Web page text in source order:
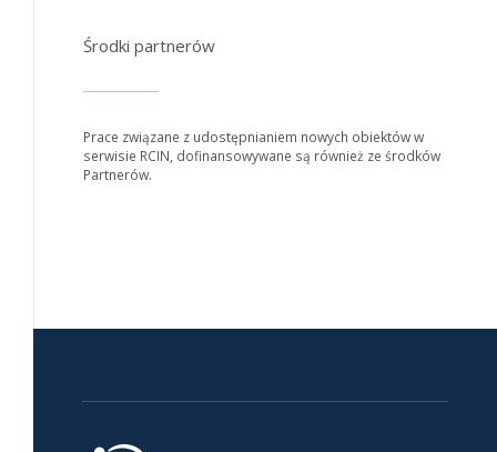
Środki partnerów
Prace związane z udostępnianiem nowych obiektów w
serwisie RCIN, dofinansowywane są również ze środków
Partnerów.